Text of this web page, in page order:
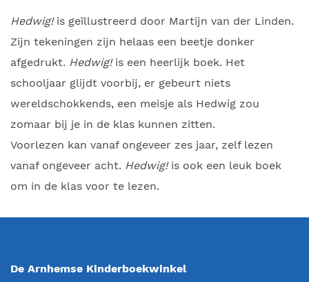
Hedwig!is geïllustreerd door Martijn van der Linden.
Zijn tekeningen zijn helaas een beetje donker
afgedrukt. Hedwig!is een heerlijk boek. Het
schooljaar glijdt voorbij, er gebeurt niets
wereldschokkends, een meisje als Hedwig zou
zomaar bij je in de klas kunnen zitten.
Voorlezen kan vanaf ongeveer zes jaar, zelf lezen
vanaf ongeveer acht. Hedwig!is ook een leuk boek
om in de klas voor te lezen.
De Arnhemse Kinderboekwinkel